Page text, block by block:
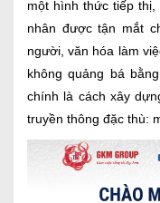
một hình thức tiếp
nhân được tận mắt
người, văn hóa làm
không quảng bá
chính là cách xây
truyền thông đặc thù: